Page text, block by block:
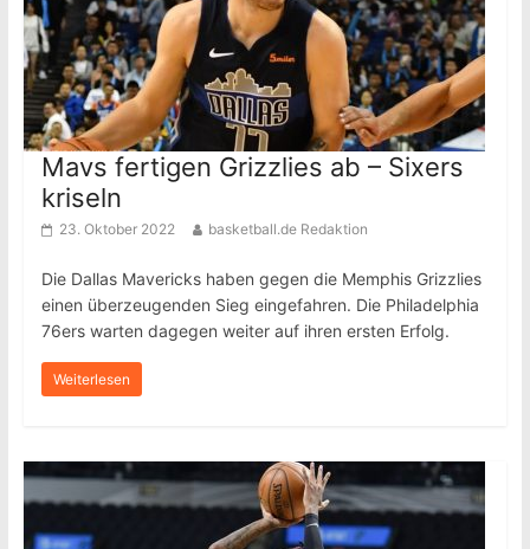
Mavs fertigen Grizzlies ab – Sixers
kriseln
23. Oktober 2022 basketball.de Redaktion
Die Dallas Mavericks haben gegen die Memphis Grizzlies
einen überzeugenden Sieg eingefahren. Die Philadelphia
76ers warten dagegen weiter auf ihren ersten Erfolg.
Weiterlesen